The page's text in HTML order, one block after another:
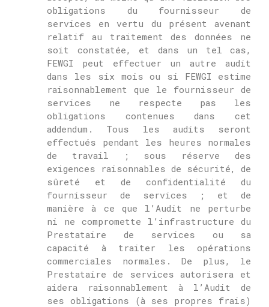
obligations du fournisseur de
services en vertu du présent avenant
relatif au traitement des données ne
soit constatée, et dans un tel cas,
FEWGI peut effectuer un autre audit
dans les six mois ou si FEWGI estime
raisonnablement que le fournisseur de
services ne respecte pas les
obligations contenues dans cet
addendum. Tous les audits seront
effectués pendant les heures normales
de travail ; sous réserve des
exigences raisonnables de sécurité, de
sûreté et de confidentialité du
fournisseur de services ; et de
manière à ce que l’Audit ne perturbe
ni ne compromette l’infrastructure du
Prestataire de services ou sa
capacité à traiter les opérations
commerciales normales. De plus, le
Prestataire de services autorisera et
aidera raisonnablement à l’Audit de
ses obligations (à ses propres frais)